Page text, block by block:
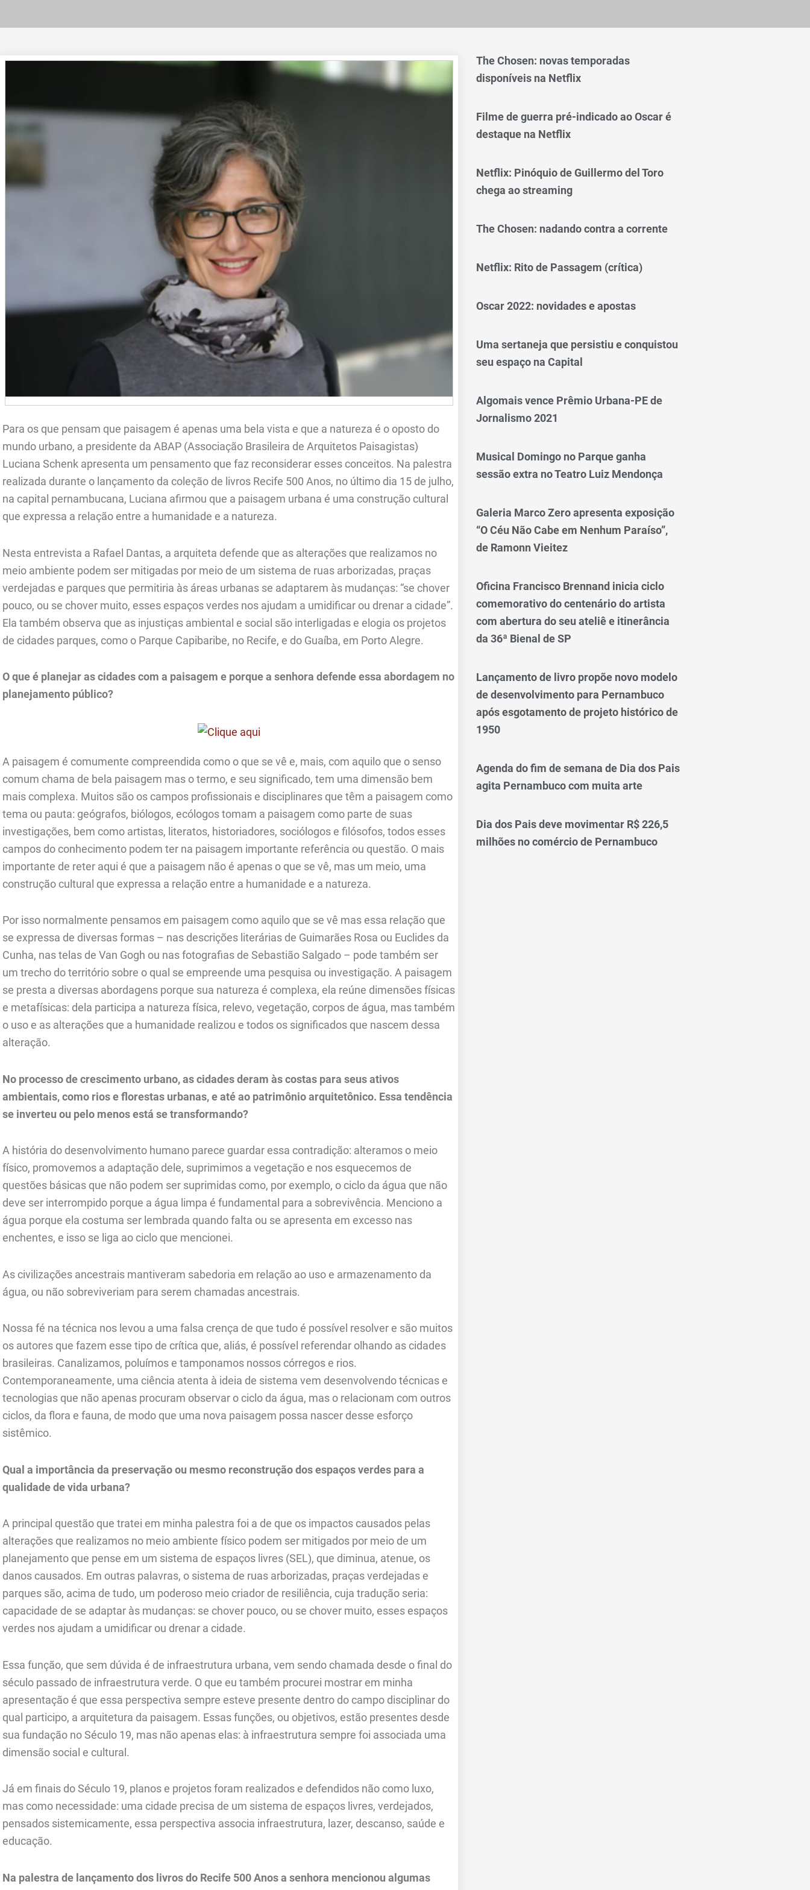
Para os que pensam que paisagem é apenas uma bela vista e que a natureza é o oposto do
mundo urbano, a presidente da ABAP (Associação Brasileira de Arquitetos Paisagistas)
Luciana Schenk apresenta um pensamento que faz reconsiderar esses conceitos. Na palestra
realizada durante o lançamento da coleção de livros Recife 500 Anos, no último dia 15 de julho,
na capital pernambucana, Luciana afirmou que a paisagem urbana é uma construção cultural
que expressa a relação entre a humanidade e a natureza.
Nesta entrevista a Rafael Dantas, a arquiteta defende que as alterações que realizamos no
meio ambiente podem ser mitigadas por meio de um sistema de ruas arborizadas, praças
verdejadas e parques que permitiria às áreas urbanas se adaptarem às mudanças: “se chover
pouco, ou se chover muito, esses espaços verdes nos ajudam a umidificar ou drenar a cidade”.
Ela também observa que as injustiças ambiental e social são interligadas e elogia os projetos
de cidades parques, como o Parque Capibaribe, no Recife, e do Guaíba, em Porto Alegre.
O que é planejar as cidades com a paisagem e porque a senhora defende essa abordagem no
planejamento público?
A paisagem é comumente compreendida como o que se vê e, mais, com aquilo que o senso
comum chama de bela paisagem mas o termo, e seu significado, tem uma dimensão bem
mais complexa. Muitos são os campos profissionais e disciplinares que têm a paisagem como
tema ou pauta: geógrafos, biólogos, ecólogos tomam a paisagem como parte de suas
investigações, bem como artistas, literatos, historiadores, sociólogos e filósofos, todos esses
campos do conhecimento podem ter na paisagem importante referência ou questão. O mais
importante de reter aqui é que a paisagem não é apenas o que se vê, mas um meio, uma
construção cultural que expressa a relação entre a humanidade e a natureza.
Por isso normalmente pensamos em paisagem como aquilo que se vê mas essa relação que
se expressa de diversas formas – nas descrições literárias de Guimarães Rosa ou Euclides da
Cunha, nas telas de Van Gogh ou nas fotografias de Sebastião Salgado – pode também ser
um trecho do território sobre o qual se empreende uma pesquisa ou investigação. A paisagem
se presta a diversas abordagens porque sua natureza é complexa, ela reúne dimensões físicas
e metafísicas: dela participa a natureza física, relevo, vegetação, corpos de água, mas também
o uso e as alterações que a humanidade realizou e todos os significados que nascem dessa
alteração.
No processo de crescimento urbano, as cidades deram às costas para seus ativos
ambientais, como rios e florestas urbanas, e até ao patrimônio arquitetônico. Essa tendência
se inverteu ou pelo menos está se transformando?
A história do desenvolvimento humano parece guardar essa contradição: alteramos o meio
físico, promovemos a adaptação dele, suprimimos a vegetação e nos esquecemos de
questões básicas que não podem ser suprimidas como, por exemplo, o ciclo da água que não
deve ser interrompido porque a água limpa é fundamental para a sobrevivência. Menciono a
água porque ela costuma ser lembrada quando falta ou se apresenta em excesso nas
enchentes, e isso se liga ao ciclo que mencionei.
As civilizações ancestrais mantiveram sabedoria em relação ao uso e armazenamento da
água, ou não sobreviveriam para serem chamadas ancestrais.
Nossa fé na técnica nos levou a uma falsa crença de que tudo é possível resolver e são muitos
os autores que fazem esse tipo de crítica que, aliás, é possível referendar olhando as cidades
brasileiras. Canalizamos, poluímos e tamponamos nossos córregos e rios.
Contemporaneamente, uma ciência atenta à ideia de sistema vem desenvolvendo técnicas e
tecnologias que não apenas procuram observar o ciclo da água, mas o relacionam com outros
ciclos, da flora e fauna, de modo que uma nova paisagem possa nascer desse esforço
sistêmico.
Qual a importância da preservação ou mesmo reconstrução dos espaços verdes para a
qualidade de vida urbana?
A principal questão que tratei em minha palestra foi a de que os impactos causados pelas
alterações que realizamos no meio ambiente físico podem ser mitigados por meio de um
planejamento que pense em um sistema de espaços livres (SEL), que diminua, atenue, os
danos causados. Em outras palavras, o sistema de ruas arborizadas, praças verdejadas e
parques são, acima de tudo, um poderoso meio criador de resiliência, cuja tradução seria:
capacidade de se adaptar às mudanças: se chover pouco, ou se chover muito, esses espaços
verdes nos ajudam a umidificar ou drenar a cidade.
Essa função, que sem dúvida é de infraestrutura urbana, vem sendo chamada desde o final do
século passado de infraestrutura verde. O que eu também procurei mostrar em minha
apresentação é que essa perspectiva sempre esteve presente dentro do campo disciplinar do
qual participo, a arquitetura da paisagem. Essas funções, ou objetivos, estão presentes desde
sua fundação no Século 19, mas não apenas elas: à infraestrutura sempre foi associada uma
dimensão social e cultural.
Já em finais do Século 19, planos e projetos foram realizados e defendidos não como luxo,
mas como necessidade: uma cidade precisa de um sistema de espaços livres, verdejados,
pensados sistemicamente, essa perspectiva associa infraestrutura, lazer, descanso, saúde e
educação.
Na palestra de lançamento dos livros do Recife 500 Anos a senhora mencionou algumas
The Chosen: novas temporadas
disponíveis na Netflix
Filme de guerra pré-indicado ao Oscar é
destaque na Netflix
Netflix: Pinóquio de Guillermo del Toro
chega ao streaming
The Chosen: nadando contra a corrente
Netflix: Rito de Passagem (crítica)
Oscar 2022: novidades e apostas
Uma sertaneja que persistiu e conquistou
seu espaço na Capital
Algomais vence Prêmio Urbana-PE de
Jornalismo 2021
Musical Domingo no Parque ganha
sessão extra no Teatro Luiz Mendonça
Galeria Marco Zero apresenta exposição
“O Céu Não Cabe em Nenhum Paraíso”,
de Ramonn Vieitez
Oficina Francisco Brennand inicia ciclo
comemorativo do centenário do artista
com abertura do seu ateliê e itinerância
da 36ª Bienal de SP
Lançamento de livro propõe novo modelo
de desenvolvimento para Pernambuco
após esgotamento de projeto histórico de
1950
Agenda do fim de semana de Dia dos Pais
agita Pernambuco com muita arte
Dia dos Pais deve movimentar R$ 226,5
milhões no comércio de Pernambuco